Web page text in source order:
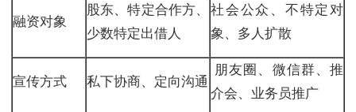
融资对象
股东、特定合作方、
少数特定出借人
社会公众、不特定对
象、多人扩散
宣传方式 私下协商、定向沟通
朋友圈、微信群、推
介会、业务员推广